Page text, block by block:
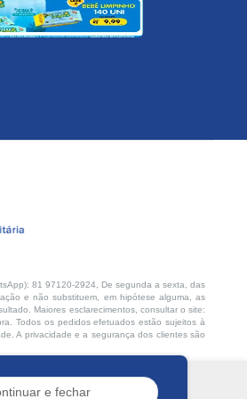
e fechar
81 97120-2924, De segunda a sexta, das
e não substituem, em hipótese alguma, as
Maiores esclarecimentos, consultar o site:
Todos os pedidos efetuados estão sujeitos à
A privacidade e a segurança dos clientes são